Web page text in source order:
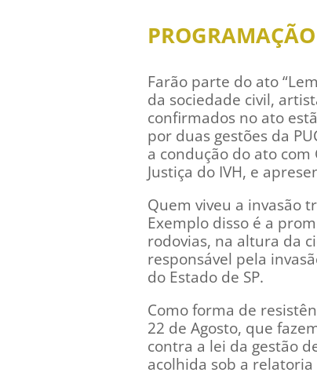
PROGRAMAÇÃO
Farão parte do ato
da sociedade civil,
confirmados no ato
por duas gestões da
a condução do ato
Justiça do IVH, e
Quem viveu a invasão
Exemplo disso é a
rodovias, na altura da
responsável pela
do Estado de SP.
Como forma de
22 de Agosto, que
contra a lei da gestão
acolhida sob a